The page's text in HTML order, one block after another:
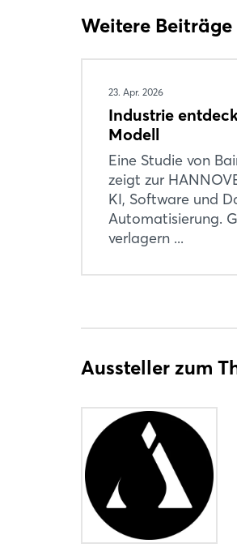
Weitere Beiträge
23. Apr. 2026
Industrie
Modell
Eine Studie von
zeigt zur
KI, Software und
Automatisierung.
verlagern ...
Aussteller zum